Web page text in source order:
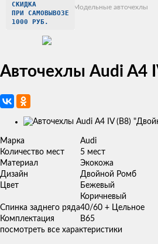
Главная Модельные авточехлы
Авточехлы Audi A4
Изображения
товаров
СКИДКА
ПРИ САМОВЫВОЗЕ
1000 РУБ.
Марка
Audi
Количество мест
5 мест
Материал
Экокожа
Дизайн
Двойной Ромб
Цвет
Бежевый
Коричневый
Спинка заднего ряда40/60 + Цельное
Комплектация
B65
посмотреть все характеристики